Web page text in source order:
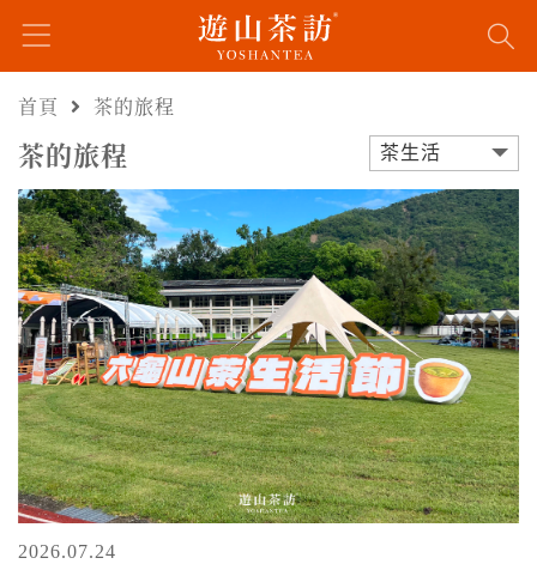
首頁 茶的旅程
茶的旅程 茶生活
2026.07.24